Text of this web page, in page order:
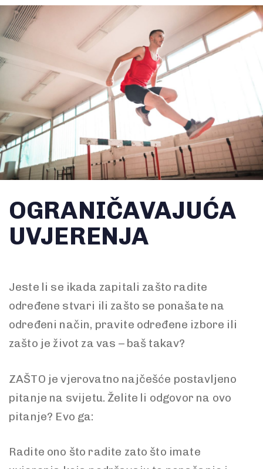
OGRANIČAVAJUĆA
UVJERENJA
Jeste li se ikada zapitali zašto radite
određene stvari ili zašto se ponašate na
određeni način, pravite određene izbore ili
zašto je život za vas – baš takav?
ZAŠTO je vjerovatno najčešće postavljeno
pitanje na svijetu. Želite li odgovor na ovo
pitanje? Evo ga:
Radite ono što radite zato što imate